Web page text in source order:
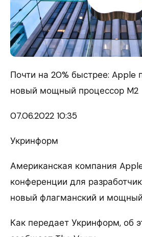
Почти на 20% быстрее: Apple
новый мощный процессор M2
07.06.2022 10:35
Укринформ
Американская компания
конференции для
новый флагманский и
Как передает Укринформ, об